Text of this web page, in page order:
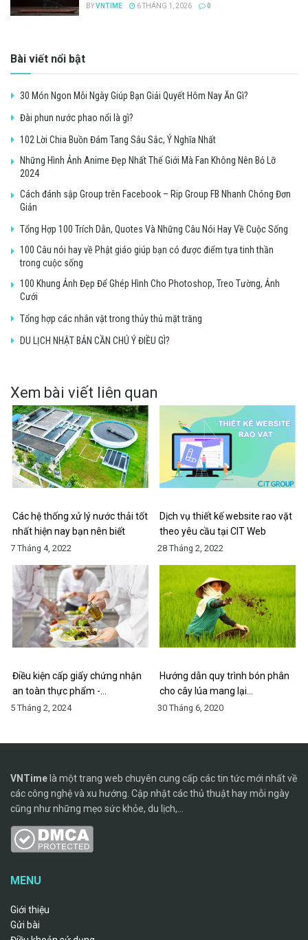
BYVNTIME 6 THÁNG 1, 2026 0
Bài viết nổi bật
30 Món Ngon Mỗi Ngày Giúp Bạn Giải Quyết Hôm Nay Ăn Gì?
Đài phun nước phao nổi là gì?
102 Lời Chia Buồn Đám Tang Sâu Sắc, Ý Nghĩa Nhất
Những Hình Ảnh Anime Đẹp Nhất Thế Giới Mà Fan Không Nên Bỏ Lỡ
2024
Cách đánh sập Group trên Facebook – Rip Group FB Nhanh Chóng Đơn
Giản
Tổng Hợp 100 Trích Dẫn, Quotes Và Những Câu Nói Hay Về Cuộc Sống
100 Câu nói hay về Phật giáo giúp bạn có được điểm tựa tinh thần
trong cuộc sống
100 Khung Ảnh Đẹp Để Ghép Hình Cho Photoshop, Treo Tường, Ảnh
Cưới
Tổng hợp các nhân vật trong thủy thủ mặt trăng
DU LỊCH NHẬT BẢN CẦN CHÚ Ý ĐIỀU GÌ?
Xem bài viết liên quan
Các hệ thống xử lý nước thải tốt
nhất hiện nay bạn nên biết
7 Tháng 4, 2022
Dịch vụ thiết kế website rao vặt
theo yêu cầu tại CIT Web
28 Tháng 2, 2022
Điều kiện cấp giấy chứng nhận
an toàn thực phẩm -…
5 Tháng 2, 2024
Hướng dẫn quy trình bón phân
cho cây lúa mang lại…
30 Tháng 6, 2020
VNTime là một trang web chuyên cung cấp các tin tức mới nhất về
các công nghệ và xu hướng. Cập nhật các thủ thuật hay mỗi ngày
cũng như những mẹo sức khỏe, du lịch,...
MENU
Giới thiệu
Gửi bài